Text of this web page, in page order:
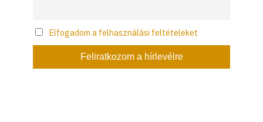
Elfogadom a felhasználási feltételeket